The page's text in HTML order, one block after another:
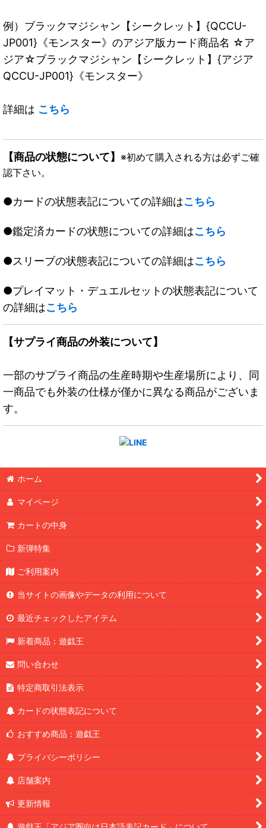
例）ブラックマジシャン【シークレット】{QCCU-
JP001}《モンスター》のアジア版カード商品名 ☆ア
ジア☆ブラックマジシャン【シークレット】{アジア
QCCU-JP001}《モンスター》
詳細は こちら
【商品の状態について】 ※初めて購入される方は必ずご確
認下さい。
●カードの状態表記についての詳細はこちら
●鑑定済カードの状態についての詳細はこちら
●スリーブの状態表記についての詳細はこちら
●プレイマット・デュエルセットの状態表記について
の詳細はこちら
【サプライ商品の外装について】
一部のサプライ商品の生産時期や生産場所により、同
一商品でも外装の仕様が僅かに異なる商品がございま
す。
ホーム
マイページ
カートの中身
新弾特集
ご利用案内
当サイトの画像やデータの利用について
最近チェックしたアイテム
新着商品：遊戯王
問い合わせ
特定商取引法表示
カードの状態表記について
おすすめ商品：遊戯王
プライバシーポリシー
店舗案内
更新情報